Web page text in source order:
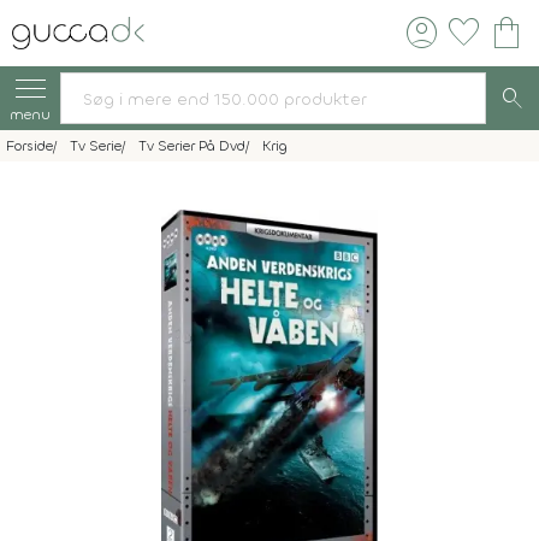
account_circle favorite shopping_bag
menu search
Forside Tv Serie Tv Serier På Dvd Krig